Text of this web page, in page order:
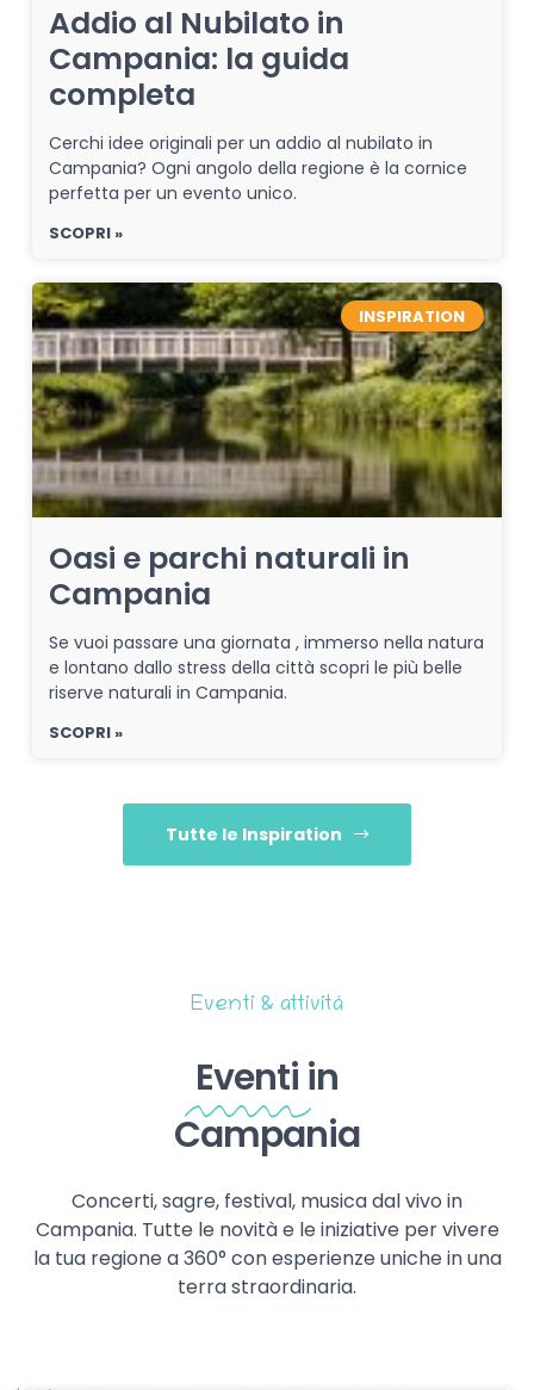
Addio al Nubilato in
Campania: la guida
completa
Cerchi idee originali per un addio al nubilato in
Campania? Ogni angolo della regione è la cornice
perfetta per un evento unico.
SCOPRI »
INSPIRATION
Oasi e parchi naturali in
Campania
Se vuoi passare una giornata , immerso nella natura
e lontano dallo stress della città scopri le più belle
riserve naturali in Campania.
SCOPRI »
Tutte le Inspiration
Eventi & attività
Eventi in
Campania
Concerti, sagre, festival, musica dal vivo in
Campania. Tutte le novità e le iniziative per vivere
la tua regione a 360° con esperienze uniche in una
terra straordinaria.